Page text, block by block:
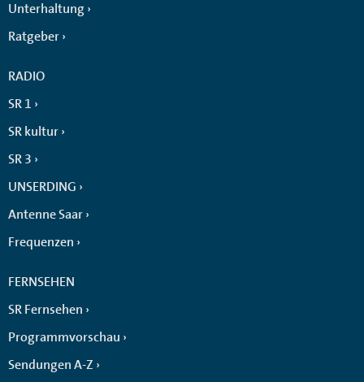
Unterhaltung
Ratgeber
RADIO
SR 1
SR kultur
SR 3
UNSERDING
Antenne Saar
Frequenzen
FERNSEHEN
SR Fernsehen
Programmvorschau
Sendungen A-Z